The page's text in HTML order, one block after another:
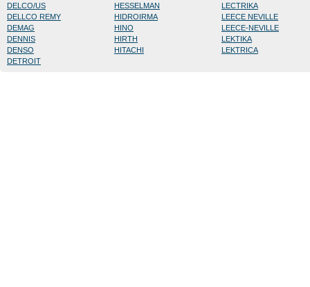
DELCO/US
DELLCO REMY
DEMAG
DENNIS
DENSO
DETROIT
HESSELMAN
HIDROIRMA
HINO
HIRTH
HITACHI
LECTRIKA
LEECE NEVILLE
LEECE-NEVILLE
LEKTIKA
LEKTRICA